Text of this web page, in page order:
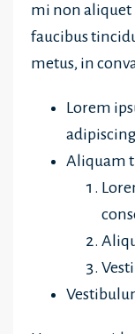
mi non aliquet
faucibus
metus, in
Lorem
Aliquam